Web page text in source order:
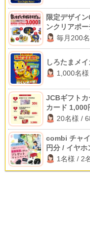
限定デザイ
ンクリアポー
毎月200
しろたまメ
1,000名様
JCBギフト
カード 1,000
20名様 /
combi チャ
円分 / イヤホ
1名様 / 2